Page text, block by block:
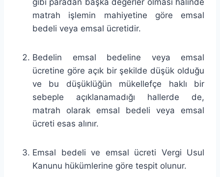
matrah işlemin mahiyetine göre emsal
bedeli veya emsal ücretidir.
Bedelin emsal bedeline veya emsal
ücretine göre açık bir şekilde düşük olduğu
ve bu düşüklüğün mükellefçe haklı bir
sebeple açıklanamadığı hallerde de,
matrah olarak emsal bedeli veya emsal
ücreti esas alınır.
Emsal bedeli ve emsal ücreti Vergi Usul
Kanunu hükümlerine göre tespit olunur.